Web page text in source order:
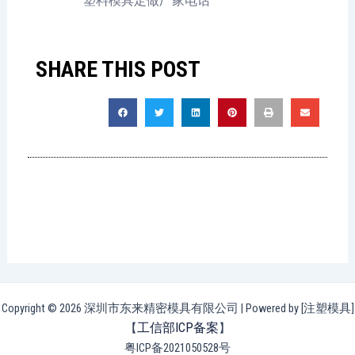
SHARE THIS POST
Copyright © 2026 深圳市东来精密模具有限公司 | Powered by [注塑模具]
【工信部ICP备案】
粤ICP备2021050528号